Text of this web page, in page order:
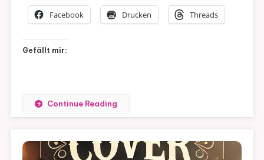
Facebook Drucken Threads
Gefällt mir:
Continue Reading